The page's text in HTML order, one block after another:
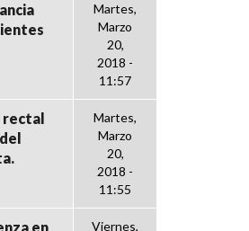
Martes,
Marzo
20,
2018 -
11:57
rectal
Martes,
Marzo
20,
2018 -
11:55
en
Viernes,